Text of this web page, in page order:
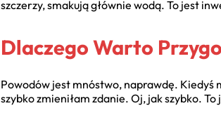
szczerzy, smakują głównie wodą. To jest
Dlaczego Warto
Powodów jest mnóstwo, naprawdę. Kiedyś
szybko zmieniłam zdanie. Oj, jak szybko.